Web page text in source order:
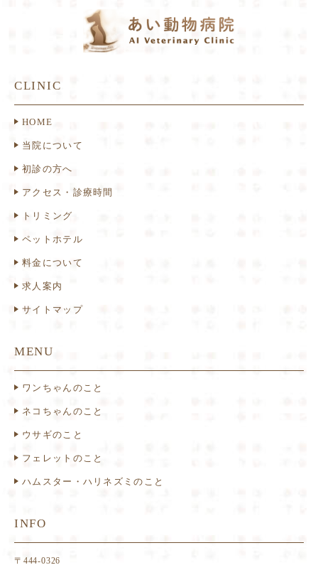
CLINIC
HOME
当院について
初診の方へ
アクセス・診療時間
トリミング
ペットホテル
料金について
求人案内
サイトマップ
MENU
ワンちゃんのこと
ネコちゃんのこと
ウサギのこと
フェレットのこと
ハムスター・ハリネズミのこと
INFO
〒444-0326